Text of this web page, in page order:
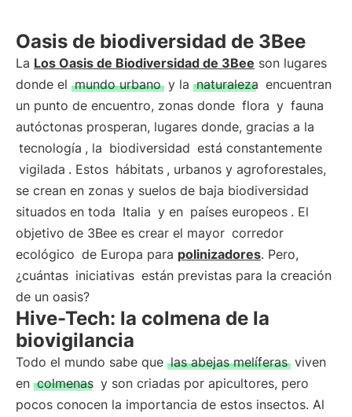
Oasis de biodiversidad de 3Bee
La Los Oasis de Biodiversidad de 3Bee son lugares
donde el mundo urbano y la naturaleza encuentran
un punto de encuentro, zonas donde flora y fauna
autóctonas prosperan, lugares donde, gracias a la
tecnología , la biodiversidad está constantemente
vigilada . Estos hábitats , urbanos y agroforestales,
se crean en zonas y suelos de baja biodiversidad
situados en toda Italia y en países europeos . El
objetivo de 3Bee es crear el mayor corredor
ecológico de Europa para polinizadores. Pero,
¿cuántas iniciativas están previstas para la creación
de un oasis?
Hive-Tech: la colmena de la
biovigilancia
Todo el mundo sabe que las abejas melíferas viven
en colmenas y son criadas por apicultores, pero
pocos conocen la importancia de estos insectos. Al